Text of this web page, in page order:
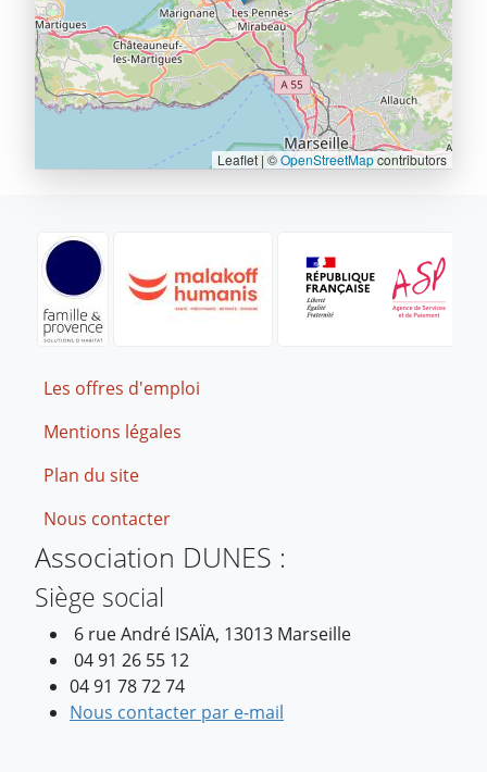
Leaflet | ©OpenStreetMapcontributors
Footer
Les offres d'emploi
Mentions légales
Plan du site
Nous contacter
Association DUNES :
Siège social
6 rue André ISAÏA, 13013 Marseille
04 91 26 55 12
04 91 78 72 74
Nous contacter par e-mail